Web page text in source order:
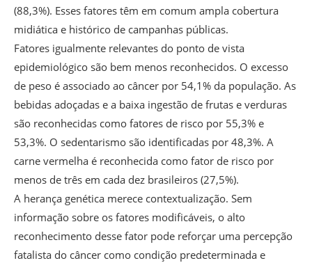
(88,3%). Esses fatores têm em comum ampla cobertura
midiática e histórico de campanhas públicas.
Fatores igualmente relevantes do ponto de vista
epidemiológico são bem menos reconhecidos. O excesso
de peso é associado ao câncer por 54,1% da população. As
bebidas adoçadas e a baixa ingestão de frutas e verduras
são reconhecidas como fatores de risco por 55,3% e
53,3%. O sedentarismo são identificadas por 48,3%. A
carne vermelha é reconhecida como fator de risco por
menos de três em cada dez brasileiros (27,5%).
A herança genética merece contextualização. Sem
informação sobre os fatores modificáveis, o alto
reconhecimento desse fator pode reforçar uma percepção
fatalista do câncer como condição predeterminada e